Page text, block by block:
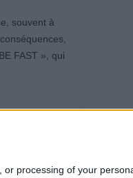
or processing of your
souvent à
FAST », qui